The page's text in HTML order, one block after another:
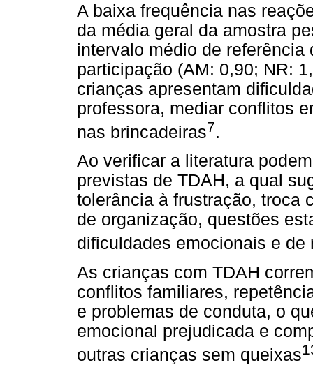
A baixa frequência nas
da média geral da amostra
intervalo médio de
participação (AM: 0,90; NR:
crianças apresentam
professora, mediar conflitos
nas brincadeiras7.
Ao verificar a literatura
previstas de TDAH, a qual
tolerância à frustração, troca
de organização, questões
dificuldades emocionais e de
As crianças com TDAH
conflitos familiares,
e problemas de conduta, o
emocional prejudicada e
outras crianças sem queixas